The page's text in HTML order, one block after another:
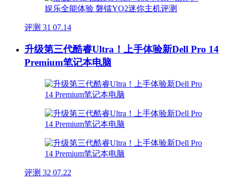
评测 31 07.14
升级第三代酷睿Ultra！上手体验新Dell Pro 14
Premium笔记本电脑
评测 32 07.22